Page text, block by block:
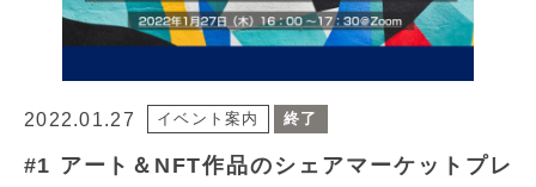
2022.01.27 イベント案内 終了
#1 アート＆NFT作品のシェアマーケットプレ